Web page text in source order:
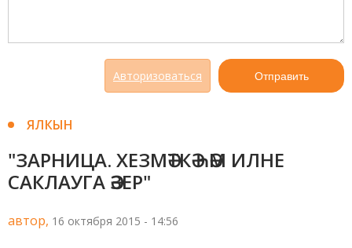
Авторизоваться Отправить
ЯЛКЫН
"ЗАРНИЦА. ХЕЗМӘТКӘ ҺӘМ ИЛНЕ
САКЛАУГА ӘЗЕР"
автор, 16 октября 2015 - 14:56